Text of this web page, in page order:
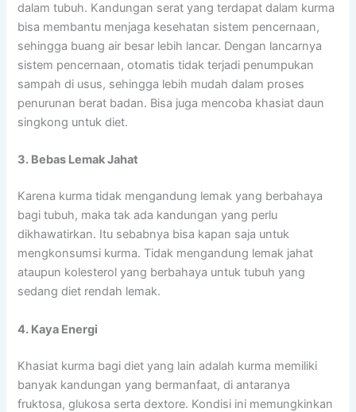
dalam tubuh. Kandungan serat yang terdapat dalam kurma
bisa membantu menjaga kesehatan sistem pencernaan,
sehingga buang air besar lebih lancar. Dengan lancarnya
sistem pencernaan, otomatis tidak terjadi penumpukan
sampah di usus, sehingga lebih mudah dalam proses
penurunan berat badan. Bisa juga mencoba khasiat daun
singkong untuk diet.
3. Bebas Lemak Jahat
Karena kurma tidak mengandung lemak yang berbahaya
bagi tubuh, maka tak ada kandungan yang perlu
dikhawatirkan. Itu sebabnya bisa kapan saja untuk
mengkonsumsi kurma. Tidak mengandung lemak jahat
ataupun kolesterol yang berbahaya untuk tubuh yang
sedang diet rendah lemak.
4. Kaya Energi
Khasiat kurma bagi diet yang lain adalah kurma memiliki
banyak kandungan yang bermanfaat, di antaranya
fruktosa, glukosa serta dextore. Kondisi ini memungkinkan